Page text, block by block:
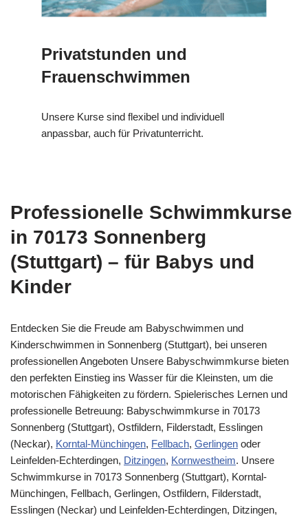
Privatstunden und
Frauenschwimmen
Unsere Kurse sind flexibel und individuell
anpassbar, auch für Privatunterricht.
Professionelle Schwimmkurse
in 70173 Sonnenberg
(Stuttgart) – für Babys und
Kinder
Entdecken Sie die Freude am Babyschwimmen und
Kinderschwimmen in Sonnenberg (Stuttgart), bei unseren
professionellen Angeboten Unsere Babyschwimmkurse bieten
den perfekten Einstieg ins Wasser für die Kleinsten, um die
motorischen Fähigkeiten zu fördern. Spielerisches Lernen und
professionelle Betreuung: Babyschwimmkurse in 70173
Sonnenberg (Stuttgart), Ostfildern, Filderstadt, Esslingen
(Neckar), Korntal-Münchingen, Fellbach, Gerlingen oder
Leinfelden-Echterdingen, Ditzingen, Kornwestheim. Unsere
Schwimmkurse in 70173 Sonnenberg (Stuttgart), Korntal-
Münchingen, Fellbach, Gerlingen, Ostfildern, Filderstadt,
Esslingen (Neckar) und Leinfelden-Echterdingen, Ditzingen,